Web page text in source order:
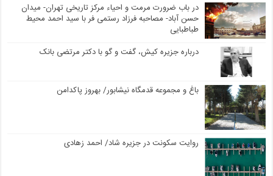
در باب ضرورت مرمت و احیاء مرکز تاریخی تهران- میدان
حسن آباد- مصاحبه فرزاد رستمی فر با سید احمد محیط
طباطبایی
درباره جزیره کیش، گفت و گو با دکتر مرتضی بانک
باغ و مجموعه قدمگاه نیشابور/ بهروز پاکدامن
روایت سکونت در جزیره شاد/ احمد زهادی